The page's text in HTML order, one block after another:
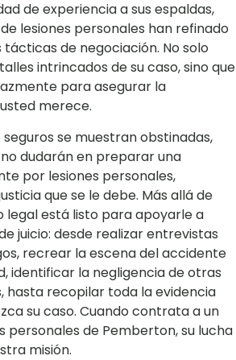
de experiencia a sus espaldas,
lesiones personales han refinado
de negociación. No solo
intrincados de su caso, sino que
para asegurar la
merece.
se muestran obstinadas,
dudarán en preparar una
por lesiones personales,
que se le debe. Más allá de
legal está listo para apoyarle a
juicio: desde realizar entrevistas
recrear la escena del accidente
identificar la negligencia de otras
hasta recopilar toda la evidencia
su caso. Cuando contrata a un
personales de Pemberton, su lucha
misión.